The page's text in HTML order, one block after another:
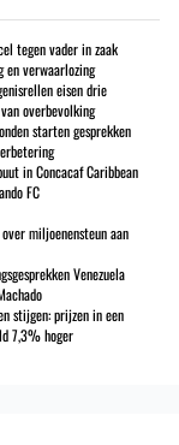
tegen vader in zaak
en verwaarlozing
eisen drie
overbevolking
starten gesprekken
in Concacaf Caribbean
FC
miljoenensteun aan
Venezuela
stijgen: prijzen in een
7,3% hoger